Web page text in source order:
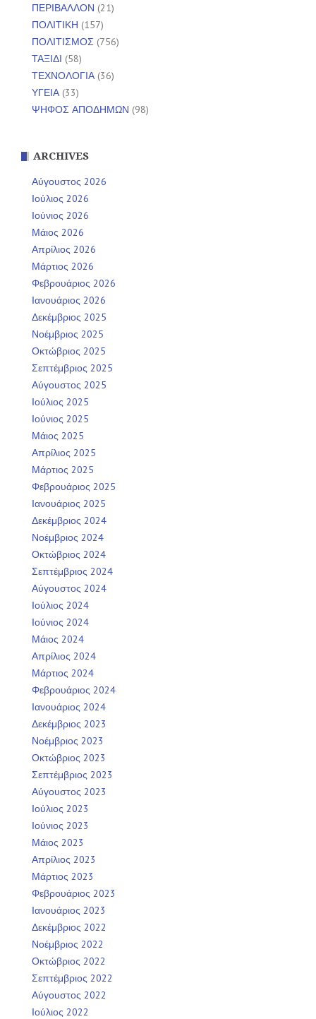
ΠΕΡΙΒΑΛΛΟΝ (21)
ΠΟΛΙΤΙΚΗ (157)
ΠΟΛΙΤΙΣΜΟΣ (756)
ΤΑΞΙΔΙ (58)
ΤΕΧΝΟΛΟΓΙΑ (36)
ΥΓΕΙΑ (33)
ΨΗΦΟΣ ΑΠΟΔΗΜΩΝ (98)
ARCHIVES
Αύγουστος 2026
Ιούλιος 2026
Ιούνιος 2026
Μάιος 2026
Απρίλιος 2026
Μάρτιος 2026
Φεβρουάριος 2026
Ιανουάριος 2026
Δεκέμβριος 2025
Νοέμβριος 2025
Οκτώβριος 2025
Σεπτέμβριος 2025
Αύγουστος 2025
Ιούλιος 2025
Ιούνιος 2025
Μάιος 2025
Απρίλιος 2025
Μάρτιος 2025
Φεβρουάριος 2025
Ιανουάριος 2025
Δεκέμβριος 2024
Νοέμβριος 2024
Οκτώβριος 2024
Σεπτέμβριος 2024
Αύγουστος 2024
Ιούλιος 2024
Ιούνιος 2024
Μάιος 2024
Απρίλιος 2024
Μάρτιος 2024
Φεβρουάριος 2024
Ιανουάριος 2024
Δεκέμβριος 2023
Νοέμβριος 2023
Οκτώβριος 2023
Σεπτέμβριος 2023
Αύγουστος 2023
Ιούλιος 2023
Ιούνιος 2023
Μάιος 2023
Απρίλιος 2023
Μάρτιος 2023
Φεβρουάριος 2023
Ιανουάριος 2023
Δεκέμβριος 2022
Νοέμβριος 2022
Οκτώβριος 2022
Σεπτέμβριος 2022
Αύγουστος 2022
Ιούλιος 2022